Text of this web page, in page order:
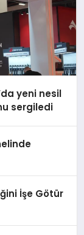
yeni nesil
sergiledi
İşe Götür